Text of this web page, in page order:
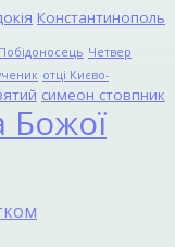
Константинополь
Побідоносець Четвер
отці Києво-
симеон стовпник
Божої